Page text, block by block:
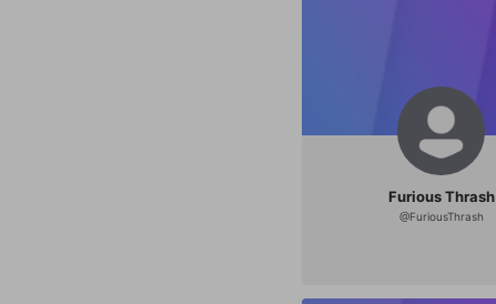
Furious Thrash
@FuriousThrash